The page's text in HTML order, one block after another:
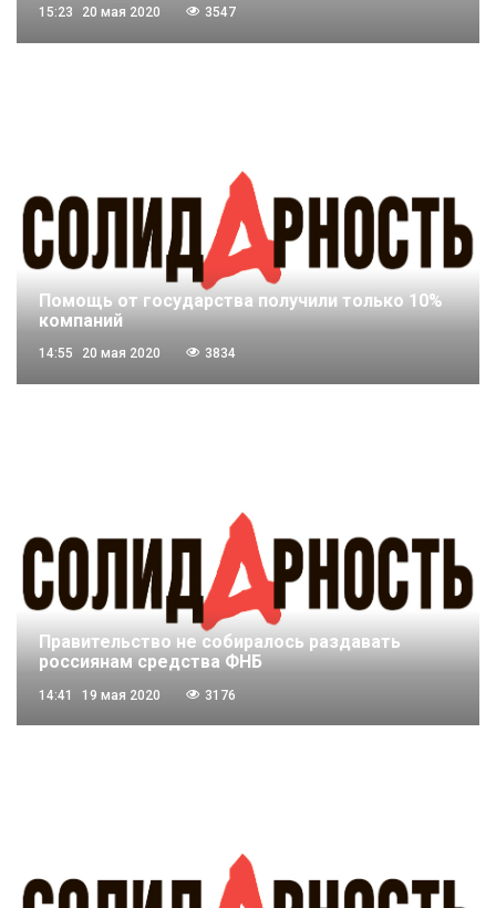
15:23 20 мая 2020 3547
Помощь от государства получили только 10%
компаний
14:55 20 мая 2020 3834
Правительство не собиралось раздавать
россиянам средства ФНБ
14:41 19 мая 2020 3176